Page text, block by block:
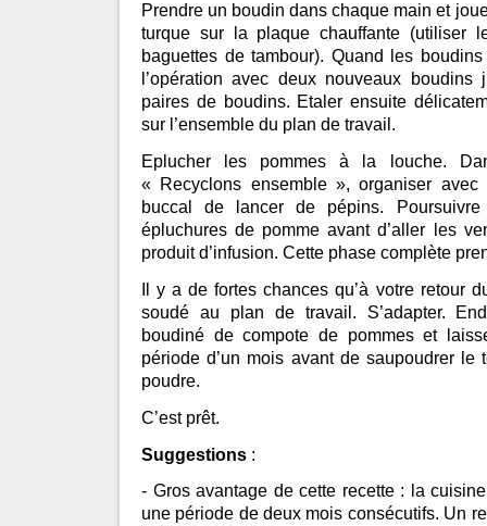
Prendre un boudin dans chaque main et
turque sur la plaque chauffante (utiliser
baguettes de tambour). Quand les
l’opération avec deux nouveaux boudins
paires de boudins. Etaler ensuite
sur l’ensemble du plan de travail.
Eplucher les pommes à la louche.
« Recyclons ensemble », organiser
buccal de lancer de pépins.
épluchures de pomme avant d’aller les
produit d’infusion. Cette phase complète
Il y a de fortes chances qu’à votre retour
soudé au plan de travail. S’adapter.
boudiné de compote de pommes et
période d’un mois avant de saupoudrer
poudre.
C’est prêt.
Suggestions :
- Gros avantage de cette recette : la
une période de deux mois consécutifs. Un